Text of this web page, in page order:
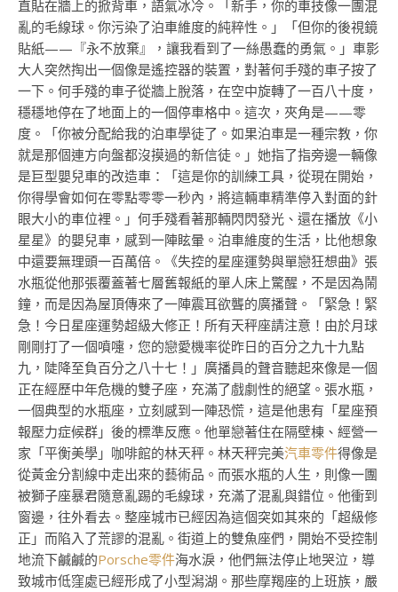
直貼在牆上的掀背車，語氣冰冷。「新手，你的車技像一團混
亂的毛線球。你污染了泊車維度的純粹性。」「但你的後視鏡
貼紙——『永不放棄』，讓我看到了一絲愚蠢的勇氣。」車影
大人突然掏出一個像是遙控器的裝置，對著何手殘的車子按了
一下。何手殘的車子從牆上脫落，在空中旋轉了一百八十度，
穩穩地停在了地面上的一個停車格中。這次，夾角是——零
度。「你被分配給我的泊車學徒了。如果泊車是一種宗教，你
就是那個連方向盤都沒摸過的新信徒。」她指了指旁邊一輛像
是巨型嬰兒車的改造車：「這是你的訓練工具，從現在開始，
你得學會如何在零點零零一秒內，將這輛車精準停入對面的針
眼大小的車位裡。」何手殘看著那輛閃閃發光、還在播放《小
星星》的嬰兒車，感到一陣眩暈。泊車維度的生活，比他想象
中還要無理頭一百萬倍。《失控的星座運勢與單戀狂想曲》張
水瓶從他那張覆蓋著七層舊報紙的單人床上驚醒，不是因為鬧
鐘，而是因為屋頂傳來了一陣震耳欲聾的廣播聲。「緊急！緊
急！今日星座運勢超級大修正！所有天秤座請注意！由於月球
剛剛打了一個噴嚏，您的戀愛機率從昨日的百分之九十九點
九，陡降至負百分之八十七！」廣播員的聲音聽起來像是一個
正在經歷中年危機的雙子座，充滿了戲劇性的絕望。張水瓶，
一個典型的水瓶座，立刻感到一陣恐慌，這是他患有「星座預
報壓力症候群」後的標準反應。他單戀著住在隔壁棟、經營一
家「平衡美學」咖啡館的林天秤。林天秤完美汽車零件得像是
從黃金分割線中走出來的藝術品。而張水瓶的人生，則像一團
被獅子座暴君隨意亂踢的毛線球，充滿了混亂與錯位。他衝到
窗邊，往外看去。整座城市已經因為這個突如其來的「超級修
正」而陷入了荒謬的混亂。街道上的雙魚座們，開始不受控制
地流下鹹鹹的Porsche零件海水淚，他們無法停止地哭泣，導
致城市低窪處已經形成了小型潟湖。那些摩羯座的上班族，嚴